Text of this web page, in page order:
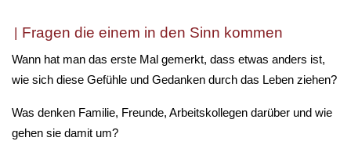
Fragen die einem in den Sinn kommen
Wann hat man das erste Mal gemerkt, dass etwas anders ist,
wie sich diese Gefühle und Gedanken durch das Leben ziehen?
Was denken Familie, Freunde, Arbeitskollegen darüber und wie
gehen sie damit um?